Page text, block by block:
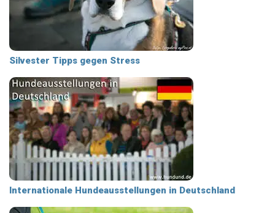
Silvester Tipps gegen Stress
Internationale Hundeausstellungen in Deutschland